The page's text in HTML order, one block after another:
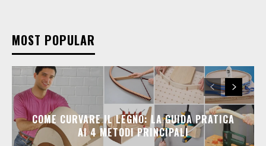
MOST POPULAR
COME CURVARE IL LEGNO: LA GUIDA PRATICA
AI 4 METODI PRINCIPALI